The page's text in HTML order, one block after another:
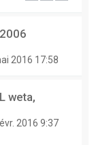
2016 17:58
weta,
2016 9:37